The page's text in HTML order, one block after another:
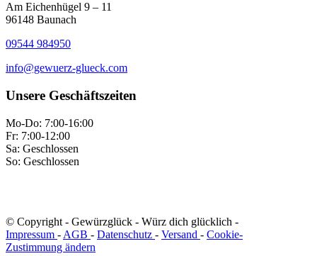
Am Eichenhügel 9 – 11
96148 Baunach
09544 984950
info@gewuerz-glueck.com
Unsere Geschäftszeiten
Mo-Do: 7:00-16:00
Fr: 7:00-12:00
Sa: Geschlossen
So: Geschlossen
© Copyright - Gewürzglück - Würz dich glücklich -
Impressum - AGB - Datenschutz - Versand - Cookie-
Zustimmung ändern